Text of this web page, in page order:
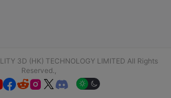
3D (HK) TECHNOLOGY LIMITED All Rights
Reserved.,
  